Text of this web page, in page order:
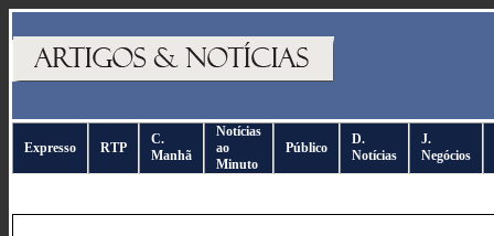
Expresso RTP
C.
Manhã
Notícias
ao
Minuto
Público
D.
Notícias
J.
Negócios